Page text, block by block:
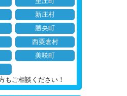
新庄村
勝央町
西粟倉村
美咲町
もご相談ください！